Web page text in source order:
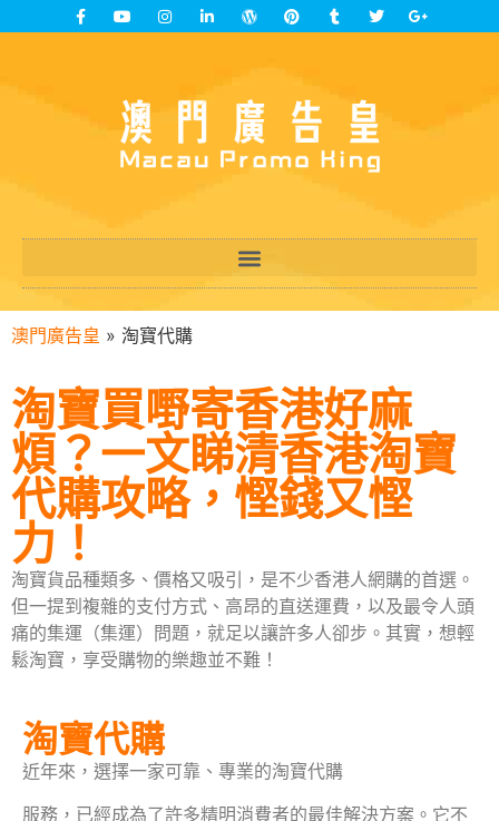
澳門廣告皇 » 淘寶代購
淘寶買嘢寄香港好麻
煩？一文睇清香港淘寶
代購攻略，慳錢又慳
力！
淘寶貨品種類多、價格又吸引，是不少香港人網購的首選。
但一提到複雜的支付方式、高昂的直送運費，以及最令人頭
痛的集運（集運）問題，就足以讓許多人卻步。其實，想輕
鬆淘寶，享受購物的樂趣並不難！
淘寶代購
近年來，選擇一家可靠、專業的淘寶代購
服務，已經成為了許多精明消費者的最佳解決方案。它不